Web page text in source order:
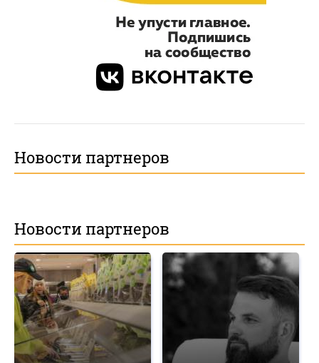
Новости партнеров
Новости партнеров